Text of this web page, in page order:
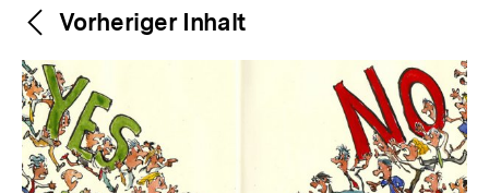
Weitere
Inhalte
Content-
Navigation
Vorheriger Inhalt